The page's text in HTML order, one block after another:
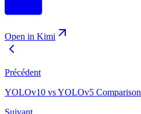
Open in Kimi
Précédent
YOLOv10 vs YOLOv5 Comparison